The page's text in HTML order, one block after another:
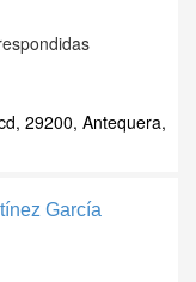
29200, Antequera,
García